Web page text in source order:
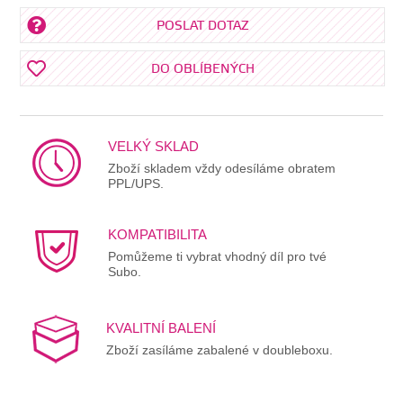
POSLAT DOTAZ
DO OBLÍBENÝCH
VELKÝ SKLAD
Zboží skladem vždy odesíláme obratem
PPL/UPS.
KOMPATIBILITA
Pomůžeme ti vybrat vhodný díl pro tvé
Subo.
KVALITNÍ BALENÍ
Zboží zasíláme zabalené v doubleboxu.